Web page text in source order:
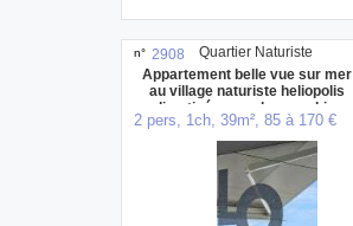
n° 2908
Appartement belle vue sur mer
au village naturiste heliopolis
climatisé avec place parking
privée et sécurisée
2 pers, 1ch, 39m², 85 à 170 €
Quartier Naturiste